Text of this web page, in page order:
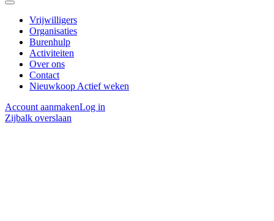
Vrijwilligers
Organisaties
Burenhulp
Activiteiten
Over ons
Contact
Nieuwkoop Actief weken
Account aanmakenLog in
Zijbalk overslaan